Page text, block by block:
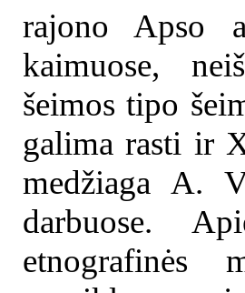
rajono Apso
kaimuose,
šeimos tipo
galima rasti ir
medžiaga A.
darbuose.